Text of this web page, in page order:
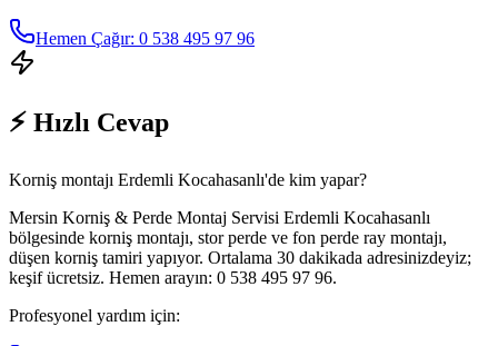
Hemen Çağır: 0 538 495 97 96
⚡ Hızlı Cevap
Korniş montajı Erdemli Kocahasanlı'de kim yapar?
Mersin Korniş & Perde Montaj Servisi Erdemli Kocahasanlı
bölgesinde korniş montajı, stor perde ve fon perde ray montajı,
düşen korniş tamiri yapıyor. Ortalama 30 dakikada adresinizdeyiz;
keşif ücretsiz. Hemen arayın: 0 538 495 97 96.
Profesyonel yardım için: